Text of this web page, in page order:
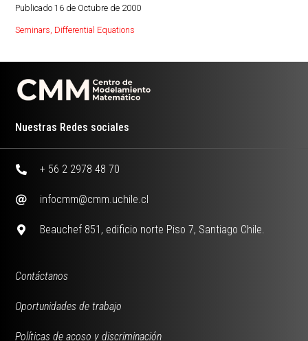
Publicado16 de Octubre de 2000
Seminars, Differential Equations
Nuestras Redes sociales
+ 56 2 2978 48 70
infocmm@cmm.uchile.cl
Beauchef 851, edificio norte Piso 7, Santiago Chile.
Contáctanos
Oportunidades de trabajo
Políticas de acoso y discriminación